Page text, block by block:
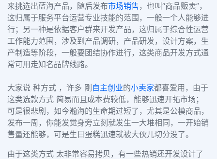
来挑选出蓝海产品，随后发布市场销售 ，也叫“商品贩卖”，
这归属于服务平台运营专业技能的范围，一般一个人能够进
行；另一种是依据客户群来开发产品，这归属于综合性运营
工作能力范围，涉及到产品调研，产品研发，设计方案，生
产制造等阶段，一般要团结协作进行，这类商品开发方式通
常可用走知名品牌线路。
大家说 种方式 ，许多 刚 自主创业的小卖家都喜爱用，由于
这类选款方式 简易而且成本费较低，能够迅速开拓市场；
可是很悲剧，如今瀚海的生命期过短了，尤其是公模商品，
发布一周，你能发觉身旁立刻就发生一大堆相同，一开始销
售量还能够，可是生日蛋糕迅速就被大伙儿切分没了。
由于这类方式 太非常容易拷贝，有一些热销还开发设计了